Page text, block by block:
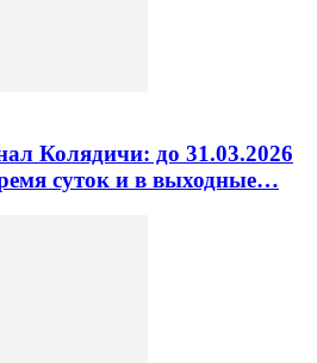
Колядичи: до 31.03.2026
суток и в выходные…